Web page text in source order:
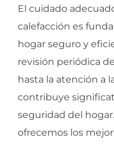
El cuidado
calefacción es
hogar seguro y
revisión periódica
hasta la atención a
contribuye
seguridad del
ofrecemos los